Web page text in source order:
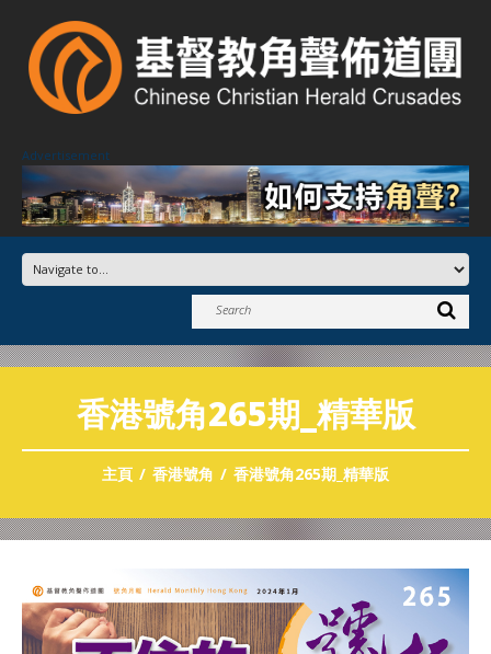
香港號角265期_精華版
主頁 香港號角 香港號角265期_精華版